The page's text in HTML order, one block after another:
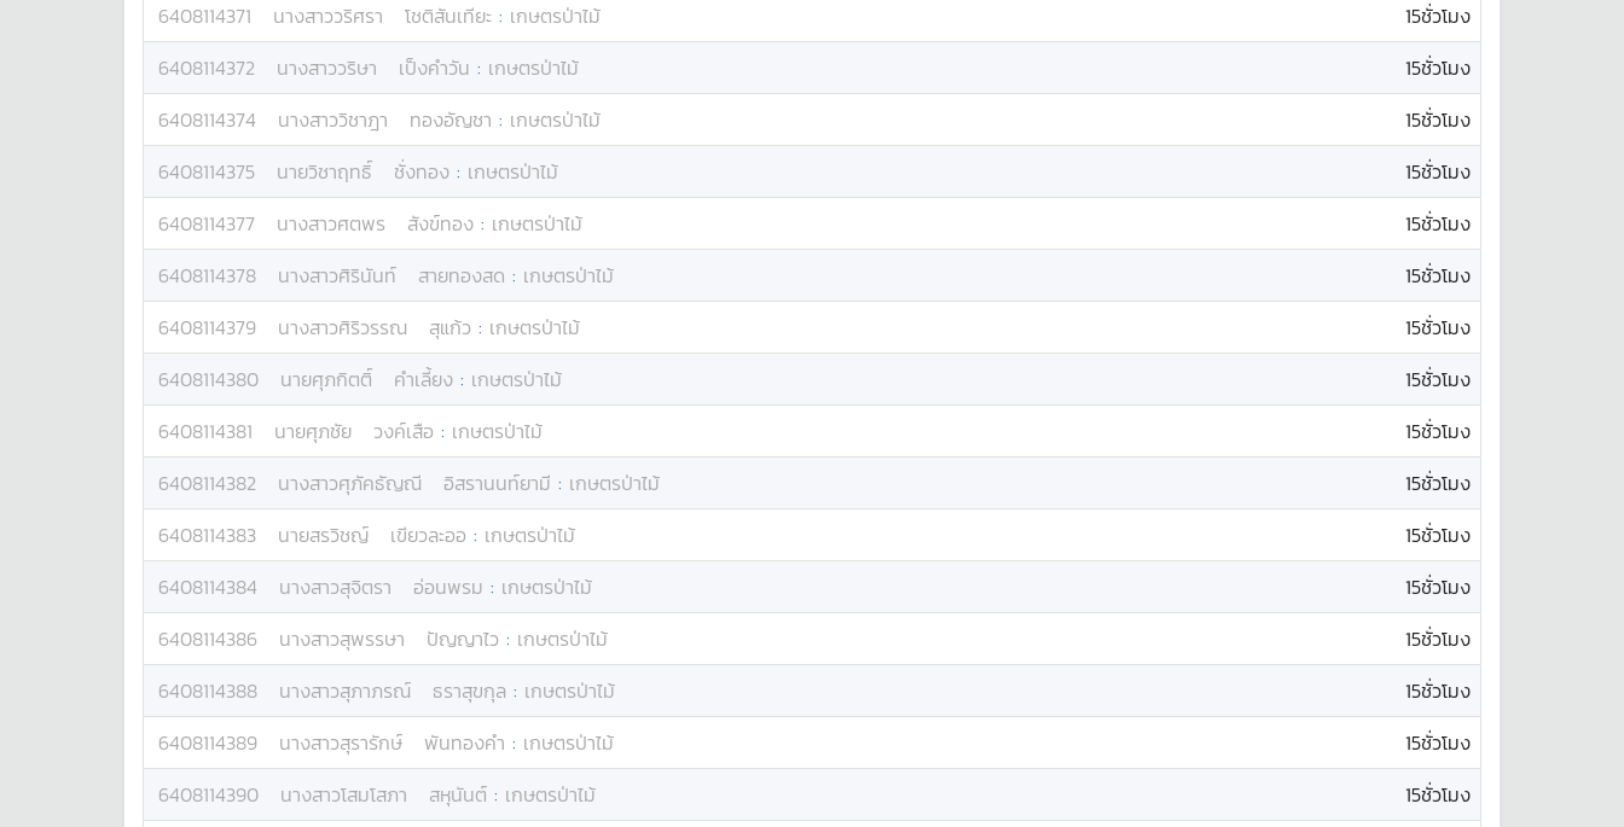
6408114371
นางสาววริศรา โชติสันเทียะ : เกษตรป่าไม้
15ชั่วโมง
6408114372
นางสาววริษา เป็งคำวัน : เกษตรป่าไม้
15ชั่วโมง
6408114374
นางสาววิชาฎา ทองอัญชา : เกษตรป่าไม้
15ชั่วโมง
6408114375
นายวิชาฤทธิ์ ชั่งทอง : เกษตรป่าไม้
15ชั่วโมง
6408114377
นางสาวศตพร สังข์ทอง : เกษตรป่าไม้
15ชั่วโมง
6408114378
นางสาวศิรินันท์ สายทองสด : เกษตรป่าไม้
15ชั่วโมง
6408114379
นางสาวศิริวรรณ สุแก้ว : เกษตรป่าไม้
15ชั่วโมง
6408114380
นายศุภกิตติ์ คำเลี้ยง : เกษตรป่าไม้
15ชั่วโมง
6408114381
นายศุภชัย วงค์เสือ : เกษตรป่าไม้
15ชั่วโมง
6408114382
นางสาวศุภัคธัญณี อิสรานนท์ยามี : เกษตรป่าไม้
15ชั่วโมง
6408114383
นายสรวิชญ์ เขียวละออ : เกษตรป่าไม้
15ชั่วโมง
6408114384
นางสาวสุจิตรา อ่อนพรม : เกษตรป่าไม้
15ชั่วโมง
6408114386
นางสาวสุพรรษา ปัญญาไว : เกษตรป่าไม้
15ชั่วโมง
6408114388
นางสาวสุภาภรณ์ ธราสุขกุล : เกษตรป่าไม้
15ชั่วโมง
6408114389
นางสาวสุรารักษ์ พันทองคำ : เกษตรป่าไม้
15ชั่วโมง
6408114390
นางสาวโสมโสภา สหุนันต์ : เกษตรป่าไม้
15ชั่วโมง